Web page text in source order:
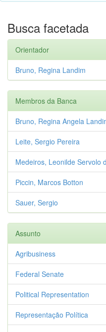
Busca facetada
Orientador
Bruno, Regina Landim
Membros da Banca
Bruno, Regina Angela
Leite, Sergio Pereira
Medeiros, Leonilde Servolo
Piccin, Marcos Botton
Sauer, Sergio
Assunto
Agribusiness
Federal Senate
Political Representation
Representação Política